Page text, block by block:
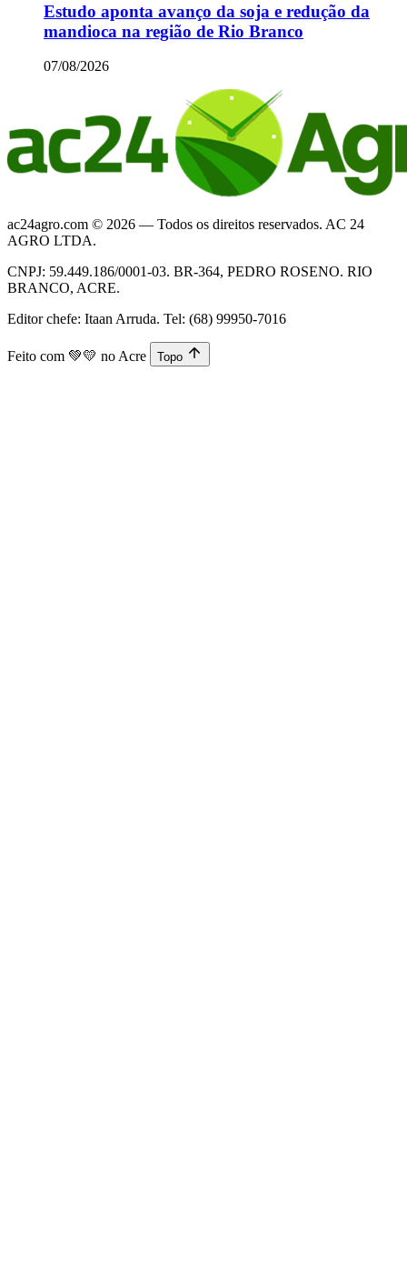
Estudo aponta avanço da soja e redução da
mandioca na região de Rio Branco
07/08/2026
ac24agro.com © 2026 — Todos os direitos reservados. AC 24
AGRO LTDA.
CNPJ: 59.449.186/0001-03. BR-364, PEDRO ROSENO. RIO
BRANCO, ACRE.
Editor chefe: Itaan Arruda. Tel: (68) 99950-7016
Feito com 💚💛 no Acre Topo